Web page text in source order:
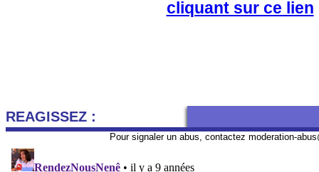
cliquant sur ce lien
REAGISSEZ :
Pour signaler un abus, contactez moderation-